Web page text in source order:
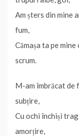
Am șters din mine
fum,
Cămașa ta pe
scrum.
M-am îmbrăcat de
subțire,
Cu ochi închiși
amorțire,